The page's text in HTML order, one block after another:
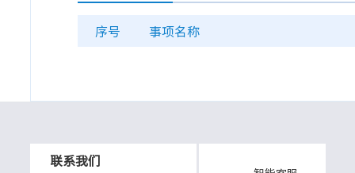
序号 事项名称
联系我们